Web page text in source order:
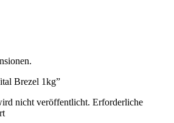
Brezel 1kg”
nicht veröffentlicht. Erforderliche